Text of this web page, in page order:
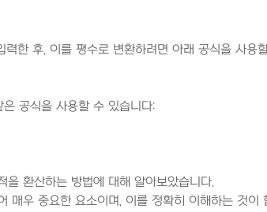
한 후, 이를 평수로 변환하려면 아래 공식을 사용
공식을 사용할 수 있습니다:
환산하는 방법에 대해 알아보았습니다.
매우 중요한 요소이며, 이를 정확히 이해하는 것이